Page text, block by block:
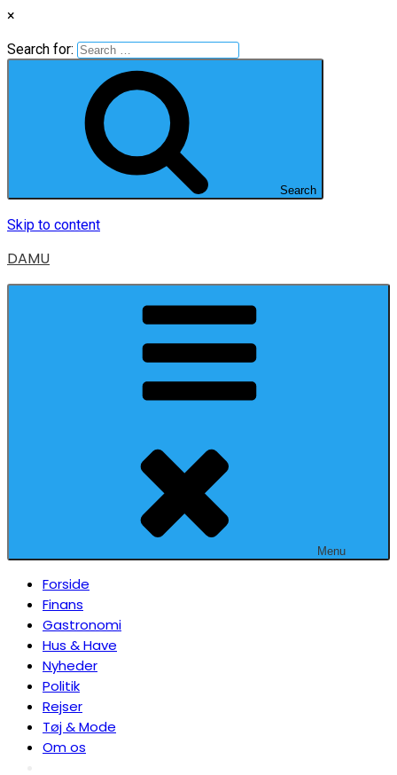
×
Search for:
Search
Skip to content
DAMU
Menu
Forside
Finans
Gastronomi
Hus & Have
Nyheder
Politik
Rejser
Tøj & Mode
Om os